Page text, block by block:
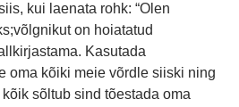
kui laenata rohk: “Olen
on hoiatatud
Kasutada
oma kõiki meie võrdle siiski ning
sõltub sind tõestada oma